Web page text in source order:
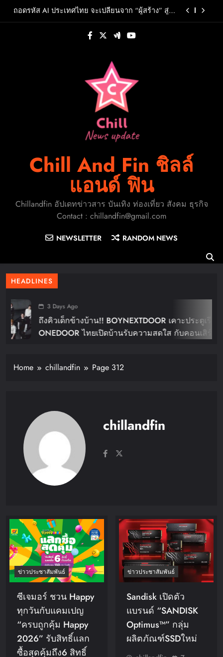
ตนที่เป็นเอกลักษณ์ของตัวเอง
ถอดรหัส AI ประเทศไทย จะเปลี่ยนจาก “ผู้สร้าง” สู่
OMODA & JAECOO ประกาศทิศทางธุรกิจครึ่งปีหลัง
ชูกลยุทธ์การเป็น REEV Pioneer ในตลาดไทยพร้อม
ใหม่สุดสตรอง “G.O.A.T”รวมพลังสองศิลปินแถวหน้า
สร้างปรากฏการณ์ใหม่แห่งวงการเพลงอาเซียน
WHIB กลับมาสร้างสีสันรับซัมเมอร์ กับมินิอัลบั้มชุดที่
2 CHERRY PIEพร้อมออกเดินทางค้นหาสีสันที่เป็นตัว
ตนที่เป็นเอกลักษณ์ของตัวเอง
ถอดรหัส AI ประเทศไทย จะเปลี่ยนจาก “ผู้สร้าง” สู่
OMODA & JAECOO ประกาศทิศทางธุรกิจครึ่งปีหลัง
ชูกลยุทธ์การเป็น REEV Pioneer ในตลาดไทยพร้อม
ต่อยอดความสำเร็จครึ่งปีแรกด้วยแคมเปญ “Right
Chill And Fin ชิลล์
แอนด์ ฟิน
Chillandfin อัปเดทข่าวสาร บันเทิง ท่องเที่ยว สังคม ธุรกิจ
Contact : chillandfin@gmail.com
NEWSLETTER RANDOM NEWS
HEADLINES
3 Days Ago
ถึงคิวเด็กข้างบ้าน!! BOYNEXTDOOR เคาะประตูเรียก
ONEDOOR ไทยเปิดบ้านรับความสดใส กับคอนเสิร์ต
Home
chillandfin Page 312
chillandfin
ข่าวประชาสัมพันธ์
ซีเจมอร์ ชวน Happy
ทุกวันกับแคมเปญ
“ครบถูกคุ้ม Happy
2026” รับสิทธิ์แลก
ซื้อสุดคุ้มถึง6 สิทธิ์
ข่าวประชาสัมพันธ์
Sandisk เปิดตัว
แบรนด์ “SANDISK
Optimus™” กลุ่ม
ผลิตภัณฑ์SSDใหม่